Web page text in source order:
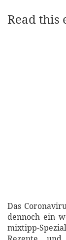
Read this
Das
dennoch ein
mixtipp-